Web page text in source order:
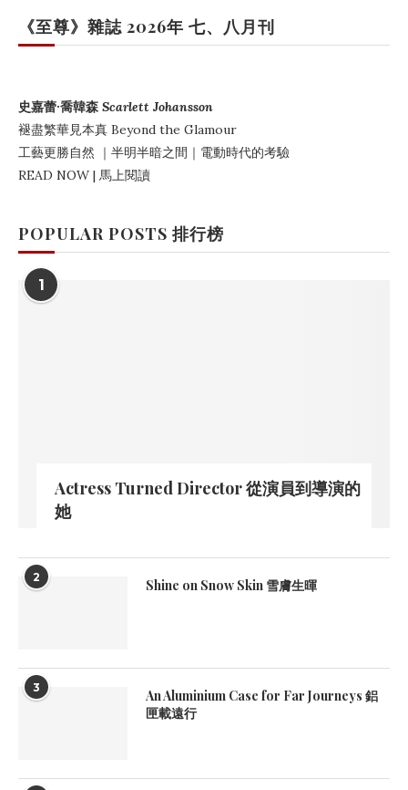
《至尊》雜誌 2026年 七、八月刊
史嘉蕾·喬韓森 Scarlett Johansson
褪盡繁華見本真 Beyond the Glamour
工藝更勝自然 ｜ 半明半暗之間 ｜電動時代的考驗
READ NOW | 馬上閱讀
POPULAR POSTS 排行榜
1
Actress Turned Director 從演員到導演的
她
2 Shine on Snow Skin 雪膚生暉
3
An Aluminium Case for Far Journeys 鋁
匣載遠行